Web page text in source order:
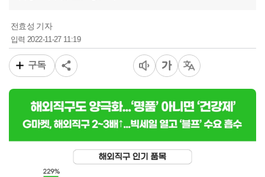
전효성 기자
입력 2022-11-27 11:19
구독